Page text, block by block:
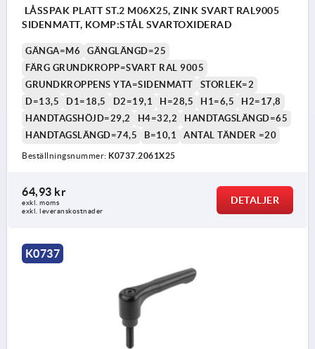
LÅSSPAK PLATT ST.2 M06X25, ZINK SVART RAL9005
SIDENMATT, KOMP:STÅL SVARTOXIDERAD
GÄNGA=M6
GÄNGLÄNGD=25
FÄRG GRUNDKROPP=SVART RAL 9005
GRUNDKROPPENS YTA=SIDENMATT
STORLEK=2
D=13,5
D1=18,5 D2=19,1 H=28,5 H1=6,5
H2=17,8
HANDTAGSHÖJD=29,2
H4=32,2
HANDTAGSLÄNGD=65
HANDTAGSLÄNGD=74,5
B=10,1 ANTAL TÄNDER =20
Beställningsnummer: K0737.2061X25
64,93 kr
exkl. moms
exkl. leveranskostnader
DETALJER
K0737